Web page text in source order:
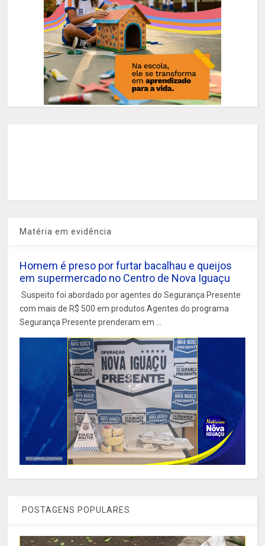
Matéria em evidência
Homem é preso por furtar bacalhau e queijos
em supermercado no Centro de Nova Iguaçu
Suspeito foi abordado por agentes do Segurança Presente
com mais de R$ 500 em produtos Agentes do programa
Segurança Presente prenderam em ...
POSTAGENS POPULARES